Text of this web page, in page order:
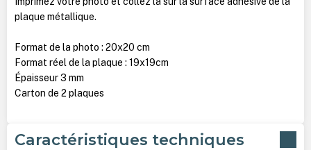
plaque métallique.
Format de la photo : 20x20 cm
Format réel de la plaque : 19x19cm
Épaisseur 3 mm
Carton de 2 plaques
Caractéristiques techniques